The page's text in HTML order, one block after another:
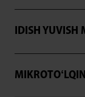
IDISH YUVISH